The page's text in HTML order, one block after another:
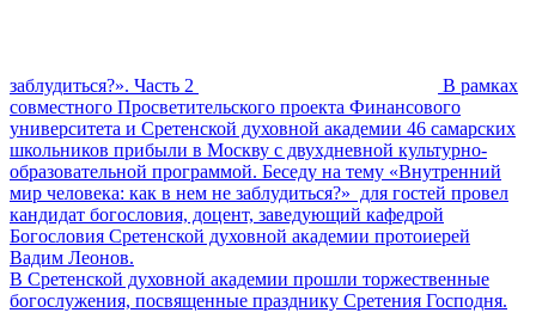
заблудиться?». Часть 2
В рамках
совместного Просветительского проекта Финансового
университета и Сретенской духовной академии 46 самарских
школьников прибыли в Москву с двухдневной культурно-
образовательной программой. Беседу на тему «Внутренний
мир человека: как в нем не заблудиться?» для гостей провел
кандидат богословия, доцент, заведующий кафедрой
Богословия Сретенской духовной академии протоиерей
Вадим Леонов.
В Сретенской духовной академии прошли торжественные
богослужения, посвященные празднику Сретения Господня.